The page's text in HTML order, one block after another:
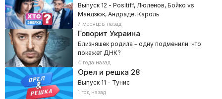
Выпуск 12 - Positiff, Люленов, Бойко vs
Мандзюк, Андраде, Кароль
7 месяцев назад
Говорит Украина
Близняшек родила – одну подменили: что
покажет ДНК?
4 года назад
Орел и решка 28
Выпуск 11 - Тунис
1 год назад